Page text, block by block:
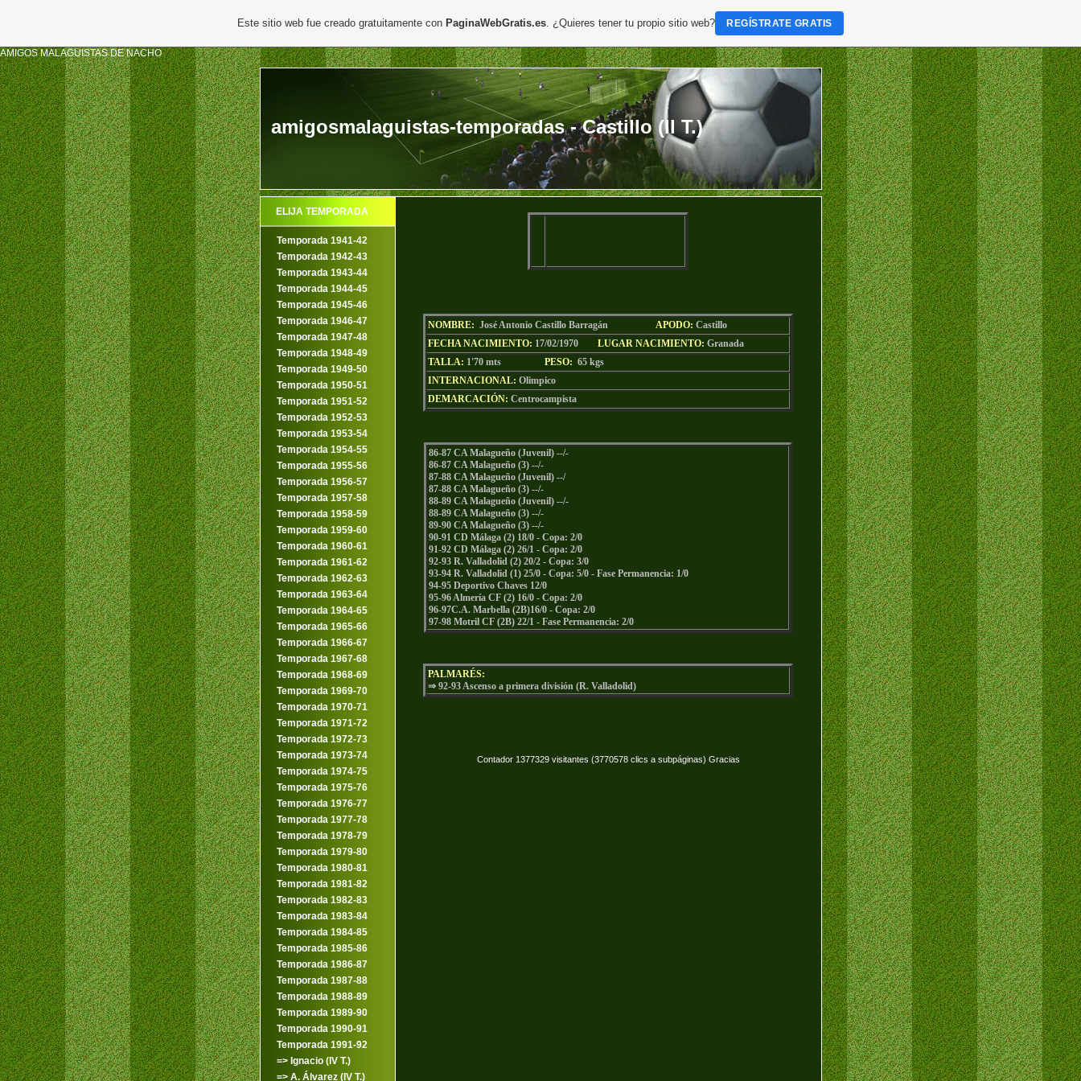
AMIGOS MALAGUISTAS DE NACHO
amigosmalaguistas-temporadas - Castillo (II T.)
ELIJA TEMPORADA
Temporada 1941-42
Temporada 1942-43
Temporada 1943-44
Temporada 1944-45
Temporada 1945-46
Temporada 1946-47
Temporada 1947-48
Temporada 1948-49
Temporada 1949-50
Temporada 1950-51
Temporada 1951-52
Temporada 1952-53
Temporada 1953-54
Temporada 1954-55
Temporada 1955-56
Temporada 1956-57
Temporada 1957-58
Temporada 1958-59
Temporada 1959-60
Temporada 1960-61
Temporada 1961-62
Temporada 1962-63
Temporada 1963-64
Temporada 1964-65
Temporada 1965-66
Temporada 1966-67
Temporada 1967-68
Temporada 1968-69
Temporada 1969-70
Temporada 1970-71
Temporada 1971-72
Temporada 1972-73
Temporada 1973-74
Temporada 1974-75
Temporada 1975-76
Temporada 1976-77
Temporada 1977-78
Temporada 1978-79
Temporada 1979-80
Temporada 1980-81
Temporada 1981-82
Temporada 1982-83
Temporada 1983-84
Temporada 1984-85
Temporada 1985-86
Temporada 1986-87
Temporada 1987-88
Temporada 1988-89
Temporada 1989-90
Temporada 1990-91
Temporada 1991-92
=> Ignacio (IV T.)
=> A. Álvarez (IV T.)
NOMBRE: José Antonio Castillo Barragán APODO: Castillo
FECHA NACIMIENTO: 17/02/1970 LUGAR NACIMIENTO: Granada
TALLA: 1'70 mts PESO: 65 kgs
INTERNACIONAL: Olimpico
DEMARCACIÓN: Centrocampista
86-87 CA Malagueño (Juvenil) --/-
86-87 CA Malagueño (3) --/-
87-88 CA Malagueño (Juvenil) --/
87-88 CA Malagueño (3) --/-
88-89 CA Malagueño (Juvenil) --/-
88-89 CA Malagueño (3) --/-
89-90 CA Malagueño (3) --/-
90-91 CD Málaga (2) 18/0 - Copa: 2/0
91-92 CD Málaga (2) 26/1 - Copa: 2/0
92-93 R. Valladolid (2) 20/2 - Copa: 3/0
93-94 R. Valladolid (1) 25/0 - Copa: 5/0 - Fase Permanencia: 1/0
94-95 Deportivo Chaves 12/0
95-96 Almería CF (2) 16/0 - Copa: 2/0
96-97C.A. Marbella (2B)16/0 - Copa: 2/0
97-98 Motril CF (2B) 22/1 - Fase Permanencia: 2/0
PALMARÉS:
⇒ 92-93 Ascenso a primera división (R. Valladolid)
Contador 1377329 visitantes (3770578 clics a subpáginas) Gracias
Este sitio web fue creado gratuitamente con PaginaWebGratis.es. ¿Quieres tener tu propio sitio web? REGÍSTRATE GRATIS